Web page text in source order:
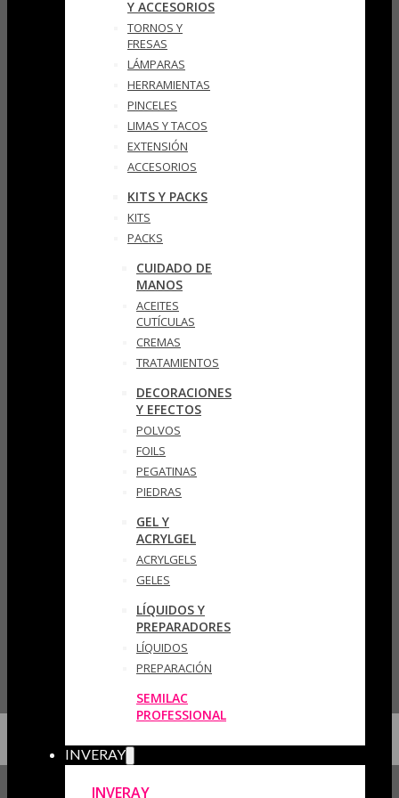
Y ACCESORIOS
TORNOS Y
FRESAS
LÁMPARAS
HERRAMIENTAS
PINCELES
LIMAS Y TACOS
EXTENSIÓN
ACCESORIOS
KITS Y PACKS
KITS
PACKS
CUIDADO DE
MANOS
ACEITES
CUTÍCULAS
CREMAS
TRATAMIENTOS
DECORACIONES
Y EFECTOS
POLVOS
FOILS
PEGATINAS
PIEDRAS
GEL Y
ACRYLGEL
ACRYLGELS
GELES
LÍQUIDOS Y
PREPARADORES
LÍQUIDOS
PREPARACIÓN
SEMILAC
PROFESSIONAL
INVERAY
INVERAY